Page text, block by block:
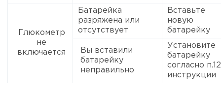
Глюкометр
не
включается
Батарейка
разряжена или
отсутствует
Вставьте
новую
батарейку
Вы вставили
батарейку
неправильно
Установите
батарейку
согласно п.12
инструкции